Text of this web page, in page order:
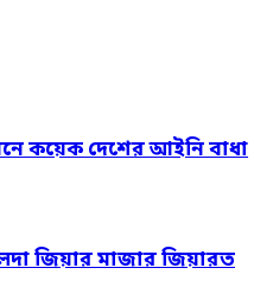
কয়েক দেশের আইনি বাধা
জিয়ার মাজার জিয়ারত